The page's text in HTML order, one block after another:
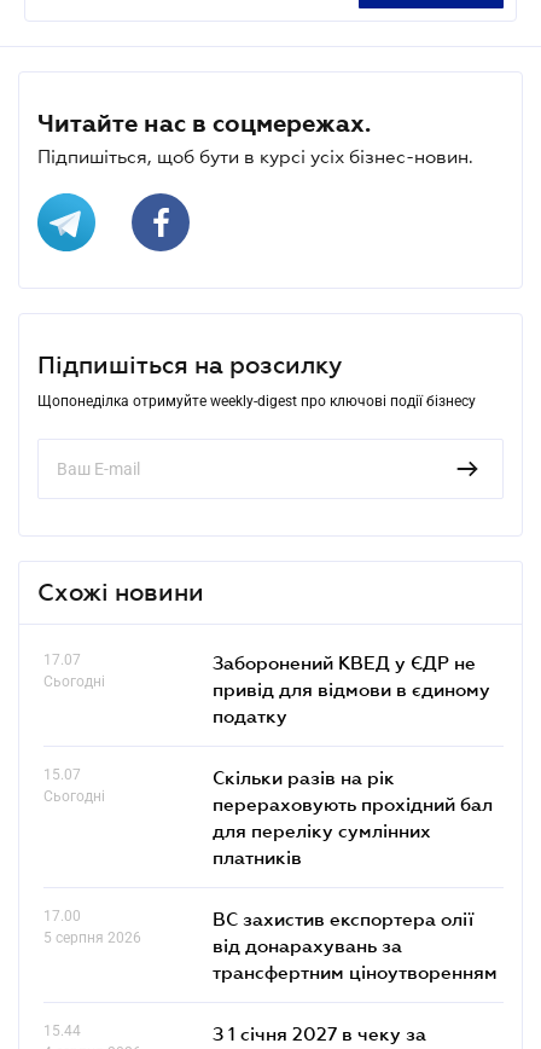
Читайте нас в соцмережах.
Підпишіться, щоб бути в курсі усіх бізнес-новин.
Підпишіться на розсилку
Щопонеділка отримуйте weekly-digest про ключові події бізнесу
Схожі новини
17.07
Сьогодні
Заборонений КВЕД у ЄДР не
привід для відмови в єдиному
податку
15.07
Сьогодні
Скільки разів на рік
перераховують прохідний бал
для переліку сумлінних
платників
17.00
5 серпня 2026
ВС захистив експортера олії
від донарахувань за
трансфертним ціноутворенням
15.44
З 1 січня 2027 в чеку за